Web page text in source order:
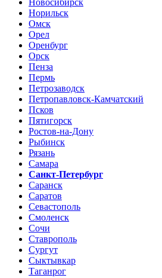
Норильск
Омск
Орел
Оренбург
Орск
Пенза
Пермь
Петрозаводск
Петропавловск-Камчатский
Псков
Пятигорск
Ростов-на-Дону
Рыбинск
Рязань
Самара
Санкт-Петербург
Саранск
Саратов
Севастополь
Смоленск
Сочи
Ставрополь
Сургут
Сыктывкар
Таганрог